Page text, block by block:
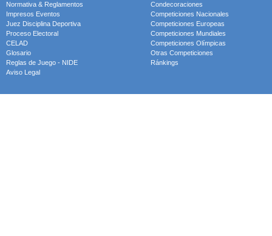
Normativa & Reglamentos
Impresos Eventos
Juez Disciplina Deportiva
Proceso Electoral
CELAD
Glosario
Reglas de Juego - NIDE
Aviso Legal
Condecoraciones
Competiciones Nacionales
Competiciones Europeas
Competiciones Mundiales
Competiciones Olímpicas
Otras Competiciones
Ránkings